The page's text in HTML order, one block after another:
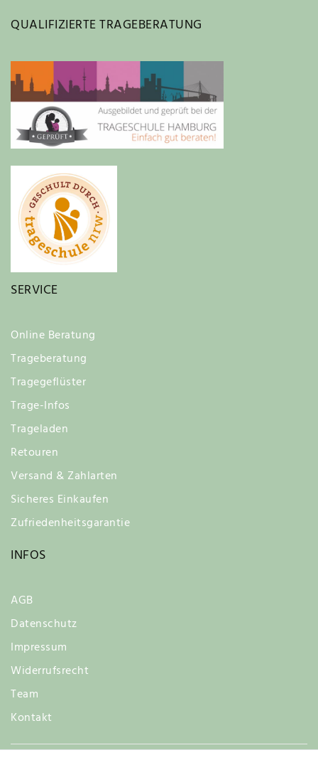
QUALIFIZIERTE TRAGEBERATUNG
SERVICE
Online Beratung
Trageberatung
Tragegeflüster
Trage-Infos
Trageladen
Retouren
Versand & Zahlarten
Sicheres Einkaufen
Zufriedenheitsgarantie
INFOS
AGB
Datenschutz
Impressum
Widerrufsrecht
Team
Kontakt